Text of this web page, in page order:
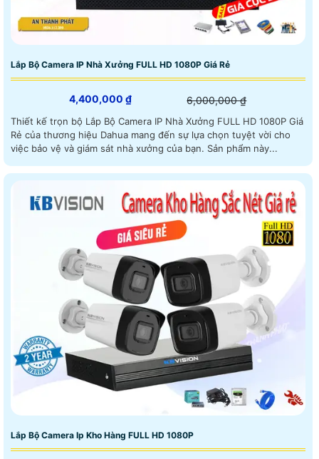
Lắp Bộ Camera IP Nhà Xưởng FULL HD 1080P Giá Rẻ
4,400,000 ₫ 6,000,000 ₫
Thiết kế trọn bộ Lắp Bộ Camera IP Nhà Xưởng FULL HD 1080P Giá
Rẻ của thương hiệu Dahua mang đến sự lựa chọn tuyệt vời cho
việc bảo vệ và giám sát nhà xưởng của bạn. Sản phẩm này...
Lắp Bộ Camera Ip Kho Hàng FULL HD 1080P